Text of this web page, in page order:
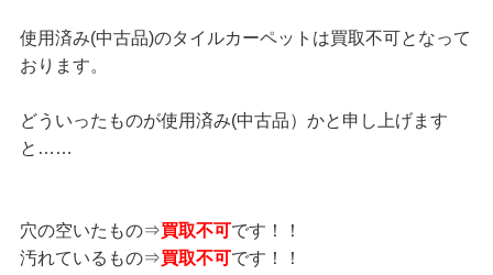
使用済み(中古品)のタイルカーペットは買取不可となって
おります。
どういったものが使用済み(中古品）かと申し上げます
と……
穴の空いたもの⇒買取不可です！！
汚れているもの⇒買取不可です！！